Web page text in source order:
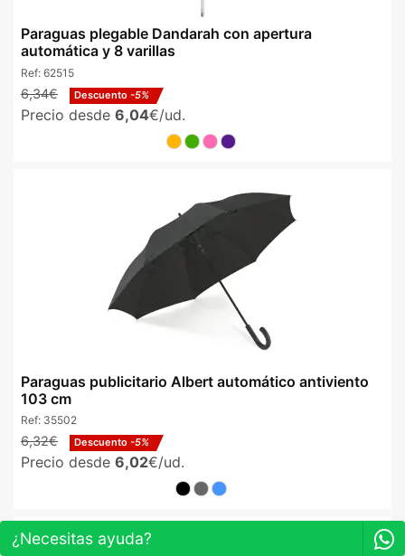
Paraguas plegable Dandarah con apertura
automática y 8 varillas
Ref: 62515
6,34€ Descuento -5%
Precio desde 6,04€/ud.
Paraguas publicitario Albert automático antiviento
103 cm
Ref: 35502
6,32€ Descuento -5%
Precio desde 6,02€/ud.
¿Necesitas ayuda?